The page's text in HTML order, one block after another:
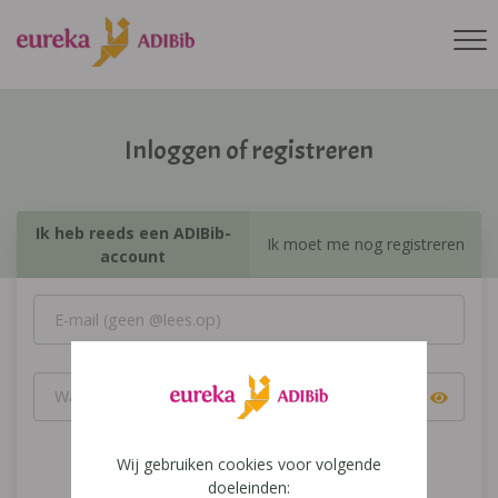
Inloggen of registreren
Ik heb reeds een ADIBib-
account
Ik moet me nog registreren
Inloggen
Wij gebruiken cookies voor volgende
doeleinden: